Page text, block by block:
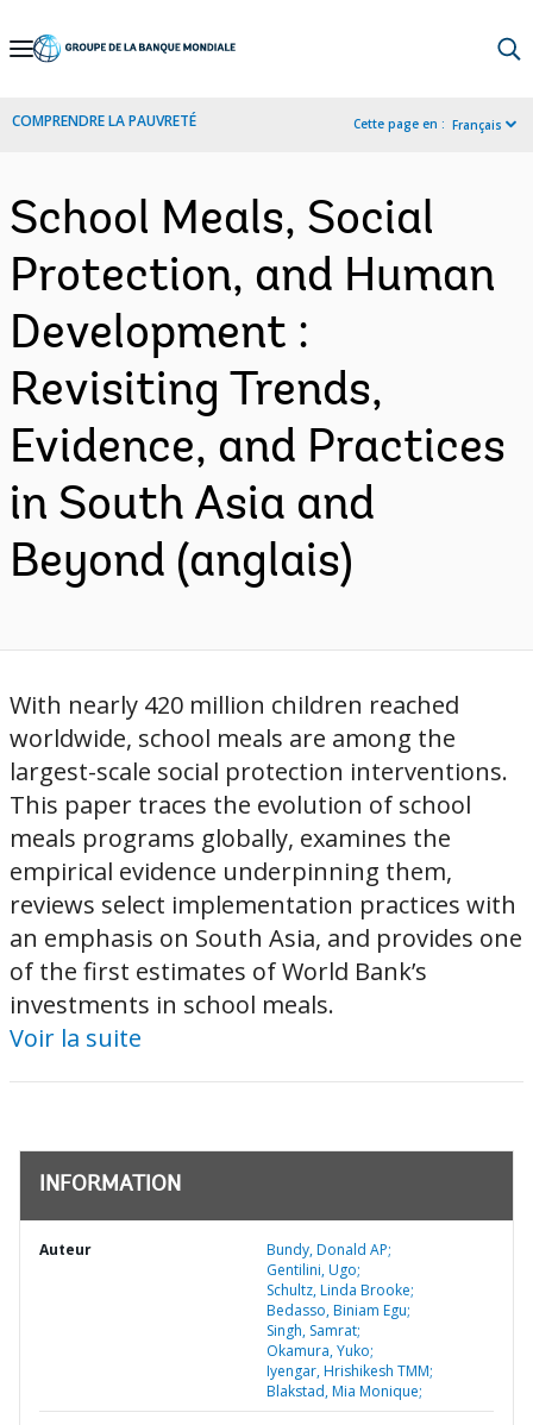
Skip
Navigation
COMPRENDRE LA PAUVRETÉ Cette page en : Français
School Meals, Social
Protection, and Human
Development :
Revisiting Trends,
Evidence, and Practices
in South Asia and
Beyond (anglais)
With nearly 420 million children reached
worldwide, school meals are among the
largest-scale social protection interventions.
This paper traces the evolution of school
meals programs globally, examines the
empirical evidence underpinning them,
reviews select implementation practices with
an emphasis on South Asia, and provides one
of the first estimates of World Bank’s
investments in school meals.
Voir la suite
INFORMATION
Auteur
Bundy, Donald AP;
Gentilini, Ugo;
Schultz, Linda Brooke;
Bedasso, Biniam Egu;
Singh, Samrat;
Okamura, Yuko;
Iyengar, Hrishikesh TMM;
Blakstad, Mia Monique;